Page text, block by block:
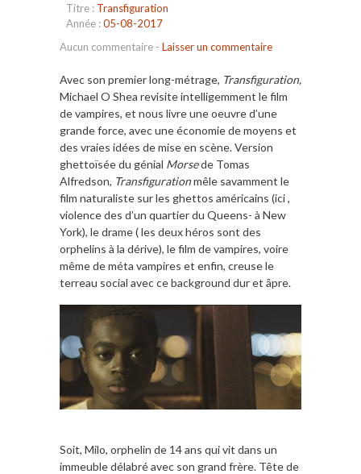
Titre : Transfiguration
Année :05-08-2017
Aucun commentaire - Laisser un commentaire
Avec son premier long-métrage, Transfiguration,
Michael O Shea revisite intelligemment le film
de vampires, et nous livre une oeuvre d’une
grande force, avec une économie de moyens et
des vraies idées de mise en scène. Version
ghettoïsée du génial Morsede Tomas
Alfredson, Transfigurationmêle savamment le
film naturaliste sur les ghettos américains (ici ,
violence des d’un quartier du Queens- à New
York), le drame ( les deux héros sont des
orphelins à la dérive), le film de vampires, voire
même de méta vampires et enfin, creuse le
terreau social avec ce background dur et âpre.
Soit, Milo, orphelin de 14 ans qui vit dans un
immeuble délabré avec son grand frère. Tête de